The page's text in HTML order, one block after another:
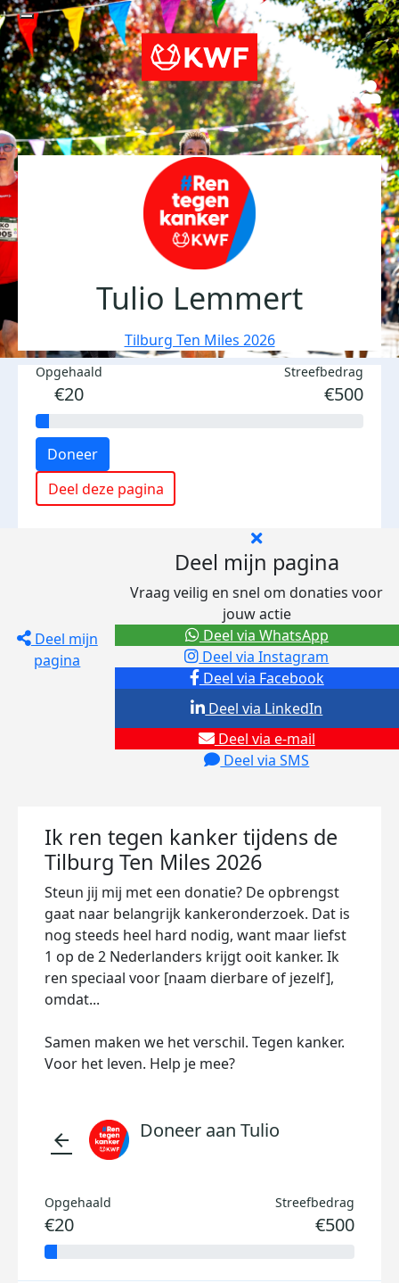
Tulio Lemmert
Tilburg Ten Miles 2026
Opgehaald
€20
Streefbedrag
€500
Doneer
Deel deze pagina
Deel mijn
pagina
Deel mijn pagina
Vraag veilig en snel om donaties voor
jouw actie
Deel via Facebook
Deel via Instagram
Deel via e-mail
Deel via SMS
Deel via LinkedIn
Deel via WhatsApp
Ik ren tegen kanker tijdens de
Tilburg Ten Miles 2026
Steun jij mij met een donatie? De opbrengst
gaat naar belangrijk kankeronderzoek. Dat is
nog steeds heel hard nodig, want maar liefst
1 op de 2 Nederlanders krijgt ooit kanker. Ik
ren speciaal voor [naam dierbare of jezelf],
omdat...
Samen maken we het verschil. Tegen kanker.
Voor het leven. Help je mee?
arrow_back Doneer aan Tulio
Opgehaald
€20
Streefbedrag
€500